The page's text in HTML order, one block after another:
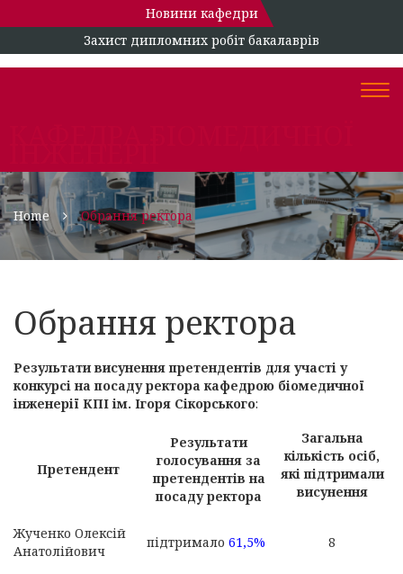
Новини кафедри
Захист дипломних робіт бакалаврів
Home Обрання ректора
Обрання ректора
Результати висунення претендентів для участі у
конкурсі на посаду ректора кафедрою біомедичної
інженерії КПІ ім. Ігоря Сікорського:
Претендент
Результати
голосування за
претендентів на
посаду ректора
Загальна
кількість осіб,
які підтримали
висунення
Жученко Олексій
Анатолійович
підтримало 61,5% 8